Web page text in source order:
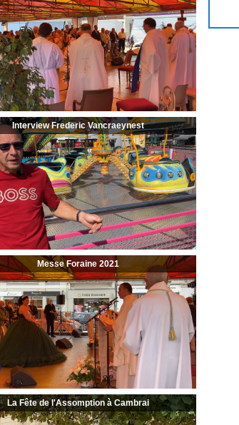
Interview Frederic Vancraeynest
Messe Foraine 2021
La Fête de l'Assomption à Cambrai
PourJouer cliquez-ici